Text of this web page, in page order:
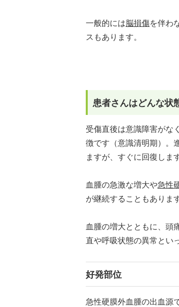
一般的には 脳損傷を伴わ
スもあります。
患者さんはどんな状
受傷直後は意識障害がな
徴です（意識清明期）。
ますが、すぐに回復しま
血腫の急激な増大や急性
が継続することもありま
血腫の増大とともに、頭
直や呼吸状態の異常とい
好発部位
急性硬膜外血腫の出血源